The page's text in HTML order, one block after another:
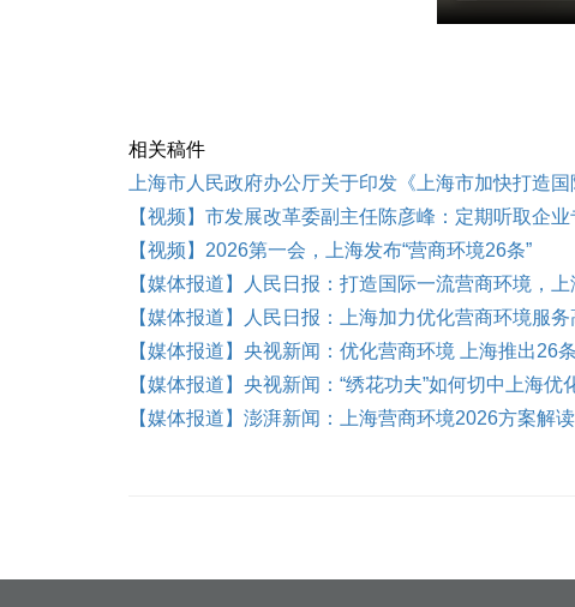
相关稿件
上海市人民政府办公厅关于印发《上海市加快打造
【视频】市发展改革委副主任陈彦峰：定期听取企
【视频】2026第一会，上海发布“营商环境26条”
【媒体报道】人民日报：打造国际一流营商环境，
【媒体报道】人民日报：上海加力优化营商环境服
【媒体报道】央视新闻：优化营商环境 上海推出26
【媒体报道】央视新闻：“绣花功夫”如何切中上海优
【媒体报道】澎湃新闻：上海营商环境2026方案解